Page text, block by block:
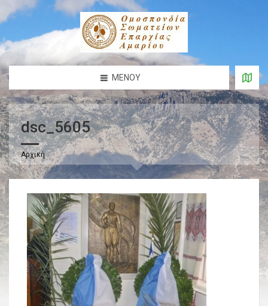
ΜΕΝΟΎ
dsc_5605
Αρχική